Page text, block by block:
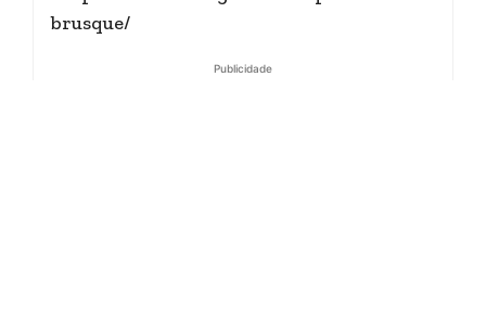
brusque/
Publicidade